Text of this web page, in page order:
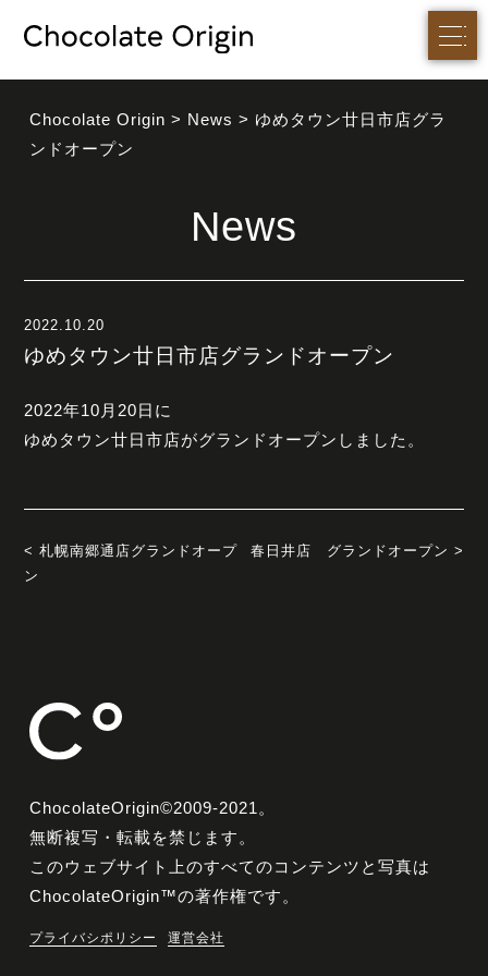
Chocolate Origin > News > ゆめタウン廿日市店グラ
ンドオープン
News
2022.10.20
ゆめタウン廿日市店グランドオープン
2022年10月20日に
ゆめタウン廿日市店がグランドオープンしました。
< 札幌南郷通店グランドオープ
ン
春日井店 グランドオープン >
ChocolateOrigin©2009-2021。
無断複写・転載を禁じます。
このウェブサイト上のすべてのコンテンツと写真は
ChocolateOrigin™の著作権です。
プライバシポリシー 運営会社